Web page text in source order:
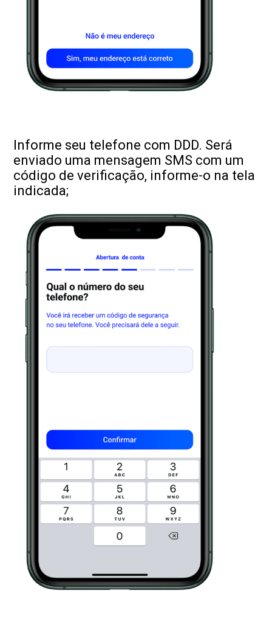
Informe seu telefone com DDD. Será
enviado uma mensagem SMS com um
código de verificação, informe-o na tela
indicada;